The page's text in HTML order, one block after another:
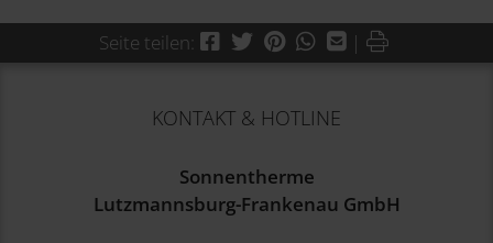
Seite teilen: Facebook
Twitter
PinterestWhatsApp
Mail
| Drucken
KONTAKT & HOTLINE
Sonnentherme
Lutzmannsburg-Frankenau GmbH